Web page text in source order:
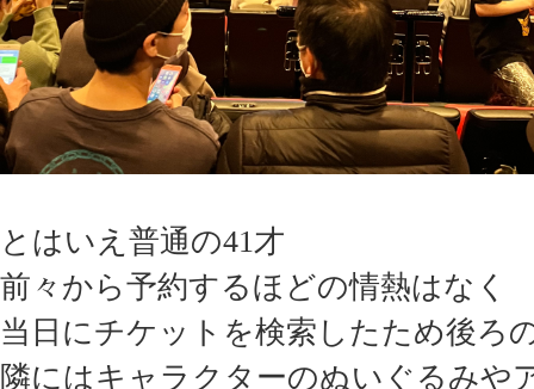
とはいえ普通の41才
前々から予約するほどの情熱はなく
当日にチケットを検索したため後ろ
隣にはキャラクターのぬいぐるみや